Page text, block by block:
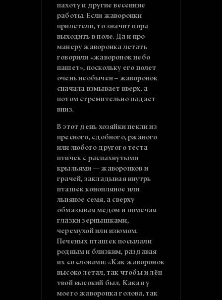
пахоту и другие весенние
работы. Если жаворонки
прилетели, то значит пора
выходить в поле. Да и про
манеру жаворонка летать
говорили «жаворонок небо
пашет», поскольку его полет
очень необычен – жаворонок
сначала взмывает вверх, а
потом стремительно падает
вниз.
В этот день хозяйки пекли из
пресного, сдобного, ржаного
или любого другого теста
птичек с распахнутыми
крыльями — жаворонков и
грачей, закладывая внутрь
пташек конопляное или
льняное семя, а сверху
обмазывая медом и помечая
глазки зернышками,
черемухой или изюмом.
Печеных пташек посылали
родным и близким, раздавая
их со словами: «Как жаворонок
высоко летал, так чтобы и лён
твой высокий был. Какая у
моего жаворонка голова, так